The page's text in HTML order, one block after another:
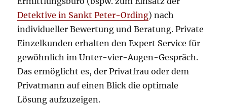
Detektive in Sankt Peter-Ording) nach
individueller Bewertung und Beratung. Private
Einzelkunden erhalten den Expert Service für
gewöhnlich im Unter-vier-Augen-Gespräch.
Das ermöglicht es, der Privatfrau oder dem
Privatmann auf einen Blick die optimale
Lösung aufzuzeigen.